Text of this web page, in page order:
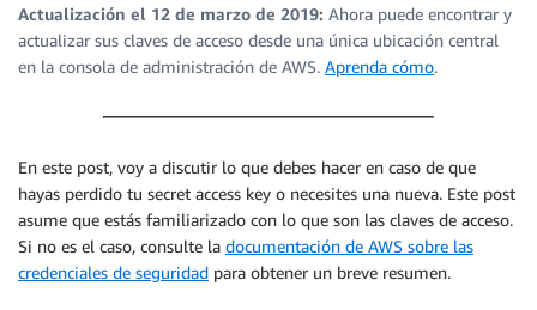
Actualización el 12 de marzo de 2019: Ahora puede encontrar y
actualizar sus claves de acceso desde una única ubicación central
en la consola de administración de AWS. Aprenda cómo.
En este post, voy a discutir lo que debes hacer en caso de que
hayas perdido tu secret access key o necesites una nueva. Este post
asume que estás familiarizado con lo que son las claves de acceso.
Si no es el caso, consulte la documentación de AWS sobre las
credenciales de seguridad para obtener un breve resumen.